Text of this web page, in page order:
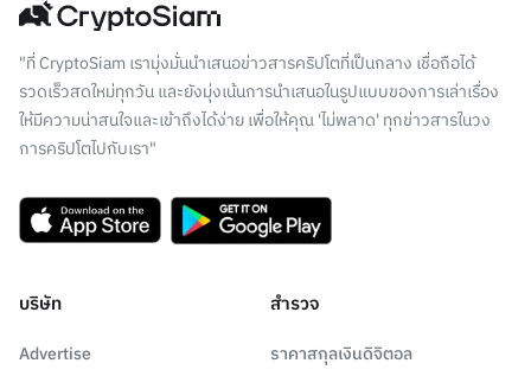
"ที่ CryptoSiam เรามุ่งมั่นนำเสนอข่าวสารคริปโตที่เป็นกลาง เชื่อถือได้
รวดเร็วสดใหม่ทุกวัน และยังมุ่งเน้นการนำเสนอในรูปแบบของการเล่าเรื่อง
ให้มีความน่าสนใจและเข้าถึงได้ง่าย เพื่อให้คุณ 'ไม่พลาด' ทุกข่าวสารในวง
การคริปโตไปกับเรา"
บริษัท
Advertise
สำรวจ
ราคาสกุลเงินดิจิตอล